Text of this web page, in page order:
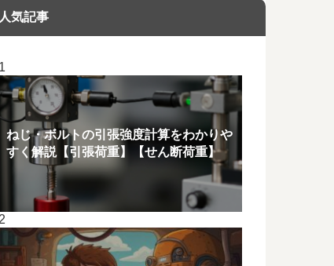
人気記事
ねじ・ボルトの引張強度計算をわかりや
すく解説【引張荷重】【せん断荷重】